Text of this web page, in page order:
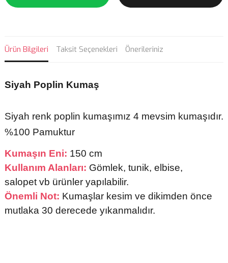
Ürün Bilgileri Taksit Seçenekleri Önerileriniz
Siyah Poplin Kumaş
Siyah renk poplin kumaşımız 4 mevsim kumaşıdır.
%100 Pamuktur
Kumaşın Eni: 150 cm
Kullanım Alanları: Gömlek, tunik, elbise,
salopet vb ürünler yapılabilir.
Önemli Not: Kumaşlar kesim ve dikimden önce
mutlaka 30 derecede yıkanmalıdır.